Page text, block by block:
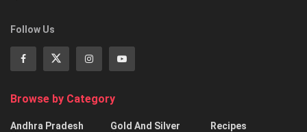
Follow Us
Browse by Category
Andhra Pradesh
Gold And Silver
Recipes